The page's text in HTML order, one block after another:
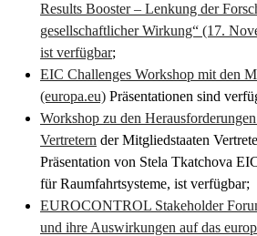
Results Booster – Lenkung der
gesellschaftlicher Wirkung“ (17.
ist verfügbar;
EIC Challenges Workshop mit den
(europa.eu) Präsentationen sind
Workshop zu den
Vertretern der Mitgliedstaaten
Präsentation von Stela Tkatchova
für Raumfahrtsysteme, ist verfügbar;
EUROCONTROL Stakeholder
und ihre Auswirkungen auf das